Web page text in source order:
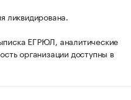
ликвидирована.
ЕГРЮЛ, аналитические
организации доступны в